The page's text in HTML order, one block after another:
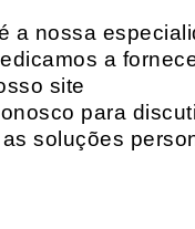
a nossa
a
site
para
soluções